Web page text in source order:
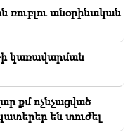
Մուրադ
454 հազար
ի կառավարման
ռուբլու անօրինական
ի կառավարման
քմ ոչնչացված
են տուժել